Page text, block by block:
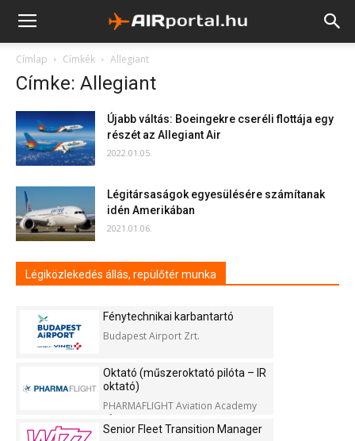
Címlap Címkék Allegiant
Címke: Allegiant
Újabb váltás: Boeingekre cseréli flottája egy
részét az Allegiant Air
2022.01.05.
Légitársaságok egyesülésére számítanak
idén Amerikában
2021.01.06.
Légiközlekedés állás, repülőtér munka
Fénytechnikai karbantartó
Budapest Airport Zrt.
Oktató (műszeroktató pilóta – IR
oktató)
PHARMAFLIGHT Aviation Academy
Kft.
Senior Fleet Transition Manager